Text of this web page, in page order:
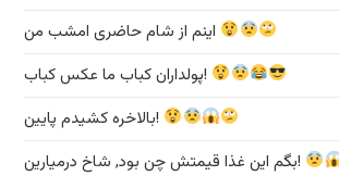
پولداران کباب ما عکس کباب!
بالاخره کشیدم پایین!
بگم این غذا قیمتش چن بود, شاخ درمیارین!